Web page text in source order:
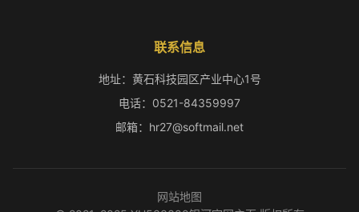
联系信息
地址：黄石科技园区产业中心1号
电话：0521-84359997
邮箱：hr27@softmail.net
网站地图